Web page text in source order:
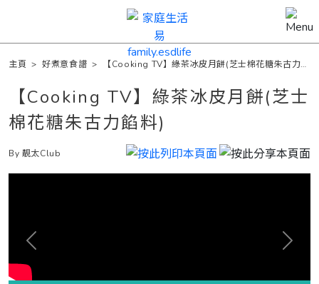
主頁 >好煮意食譜 >
【Cooking TV】綠茶冰皮月餅(芝士棉花糖朱古力餡
【Cooking TV】綠茶冰皮月餅(芝士
棉花糖朱古力餡料)
By 靚太Club
Previous Next